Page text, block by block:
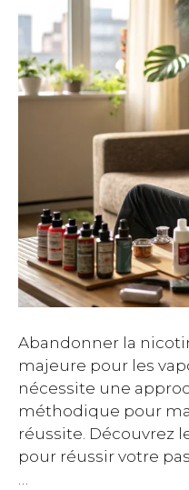
Abandonner la
majeure pour les
nécessite une
méthodique pour
réussite. Découvrez
pour réussir votre
…